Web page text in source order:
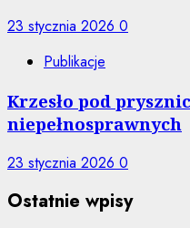
23 stycznia 2026 0
Publikacje
Krzesło pod
niepełnosprawnych
23 stycznia 2026 0
Ostatnie wpisy